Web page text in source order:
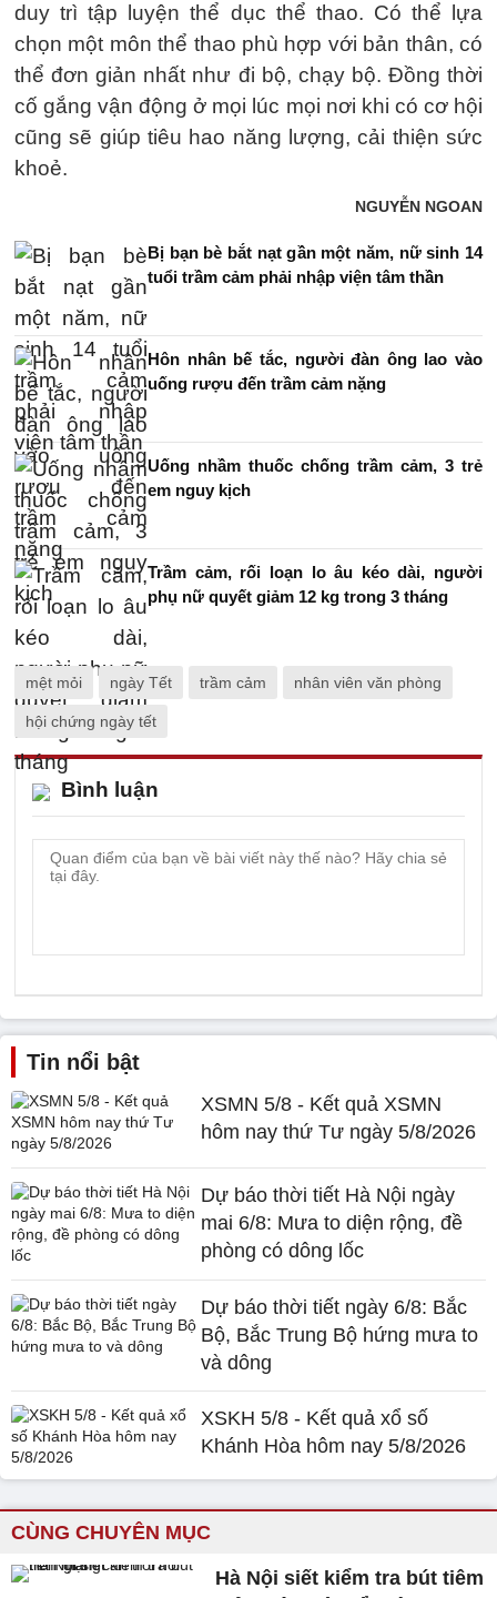
duy trì tập luyện thể dục thể thao. Có thể lựa
chọn một môn thể thao phù hợp với bản thân, có
thể đơn giản nhất như đi bộ, chạy bộ. Đồng thời
cố gắng vận động ở mọi lúc mọi nơi khi có cơ hội
cũng sẽ giúp tiêu hao năng lượng, cải thiện sức
khoẻ.
NGUYỄN NGOAN
Bị bạn bè bắt nạt gần một năm, nữ sinh 14
tuổi trầm cảm phải nhập viện tâm thần
Hôn nhân bế tắc, người đàn ông lao vào
uống rượu đến trầm cảm nặng
Uống nhầm thuốc chống trầm cảm, 3 trẻ
em nguy kịch
Trầm cảm, rối loạn lo âu kéo dài, người
phụ nữ quyết giảm 12 kg trong 3 tháng
mệt mỏi ngày Tết trầm cảm nhân viên văn phòng
hội chứng ngày tết
Bình luận
Tin nổi bật
XSMN 5/8 - Kết quả XSMN
hôm nay thứ Tư ngày 5/8/2026
Dự báo thời tiết Hà Nội ngày
mai 6/8: Mưa to diện rộng, đề
phòng có dông lốc
Dự báo thời tiết ngày 6/8: Bắc
Bộ, Bắc Trung Bộ hứng mưa to
và dông
XSKH 5/8 - Kết quả xổ số
Khánh Hòa hôm nay 5/8/2026
CÙNG CHUYÊN MỤC
Hà Nội siết kiểm tra bút tiêm